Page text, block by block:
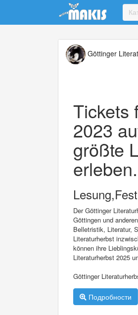
Update cookies preferences
Göttinger
Tickets
2023
größte
erleben.
Der Göttinger
Göttingen und
Belletristik, Literatur,
Literaturherbst
können ihre
Literaturherbst 2025
Göttinger
Подробности